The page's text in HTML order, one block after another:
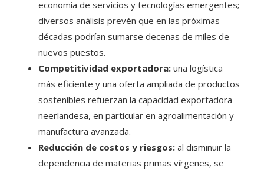
economía de servicios y tecnologías emergentes;
diversos análisis prevén que en las próximas
décadas podrían sumarse decenas de miles de
nuevos puestos.
Competitividad exportadora: una logística
más eficiente y una oferta ampliada de productos
sostenibles refuerzan la capacidad exportadora
neerlandesa, en particular en agroalimentación y
manufactura avanzada.
Reducción de costos y riesgos: al disminuir la
dependencia de materias primas vírgenes, se